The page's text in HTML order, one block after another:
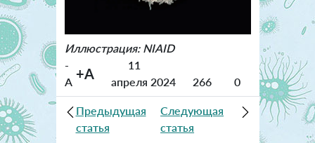
Иллюстрация: NIAID
-
A +A
11
апреля 2024
266 0
Предыдущая
статья
Следующая
статья